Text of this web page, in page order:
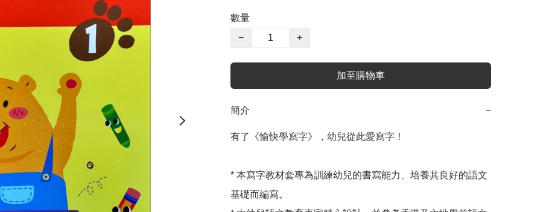
數量
−
+
加至購物車
簡介 −
有了《愉快學寫字》，幼兒從此愛寫字！
* 本寫字教材套專為訓練幼兒的書寫能力、培養其良好的語文
基礎而編寫。